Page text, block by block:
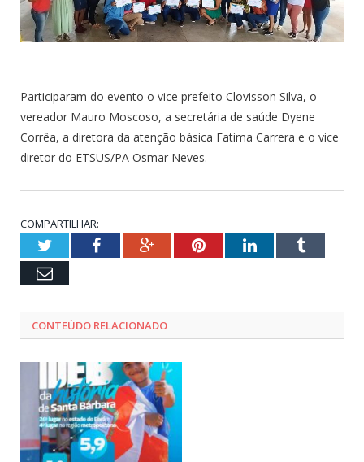
Participaram do evento o vice prefeito Clovisson Silva, o
vereador Mauro Moscoso, a secretária de saúde Dyene
Corrêa, a diretora da atenção básica Fatima Carrera e o vice
diretor do ETSUS/PA Osmar Neves.
COMPARTILHAR:
TwitterFacebookGoogle+PinterestLinkedInTumblr
Email
CONTEÚDO RELACIONADO